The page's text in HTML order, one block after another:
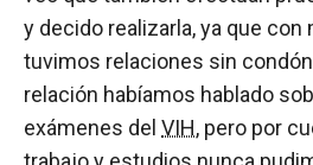
y decido realizarla, ya que con
tuvimos relaciones sin
relación habíamos hablado
exámenes del VIH, pero por